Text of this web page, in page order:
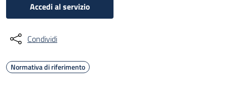
Accedi al servizio
Condividi
Normativa di riferimento